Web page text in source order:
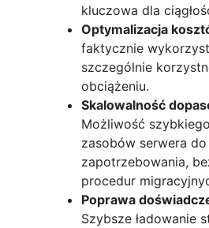
kluczowa dla
Optymalizacja
faktycznie
szczególnie
obciążeniu.
Skalowalność
Możliwość
zasobów serwera
zapotrzebowania,
procedur
Poprawa
Szybsze ładowanie